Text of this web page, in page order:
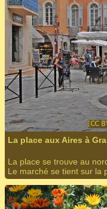
La place aux Aires à
La place se trouve au
Le marché se tient sur la